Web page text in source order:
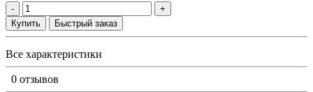
-
+
Купить
Быстрый заказ
Все характеристики
0 отзывов